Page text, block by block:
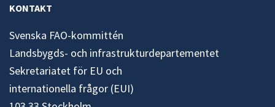
KONTAKT
Svenska FAO-kommittén
Landsbygds- och infrastrukturdepartementet
Sekretariatet för EU och
internationella frågor (EUI)